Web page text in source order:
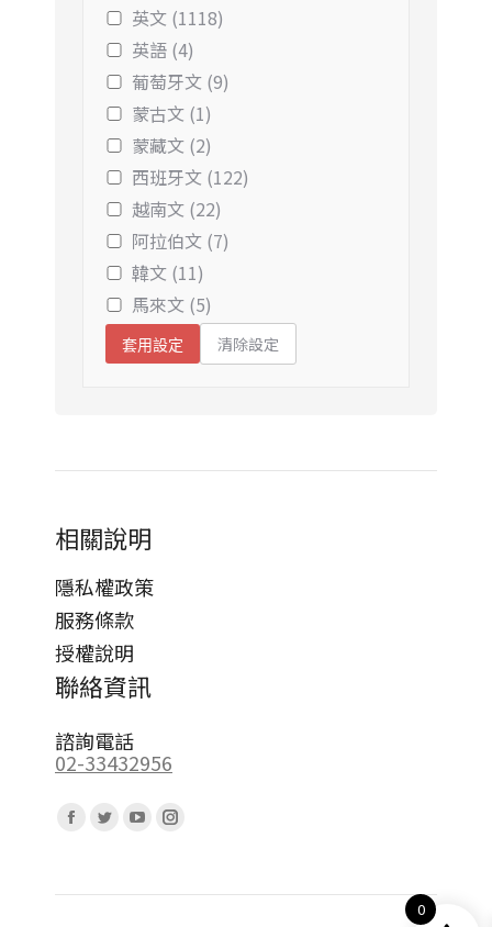
英文 (1118)
英語 (4)
葡萄牙文 (9)
蒙古文 (1)
蒙藏文 (2)
西班牙文 (122)
越南文 (22)
阿拉伯文 (7)
韓文 (11)
馬來文 (5)
套用設定 清除設定
相關說明
隱私權政策
服務條款
授權說明
聯絡資訊
諮詢電話
02-33432956
Facebook
opens
Twitter
opens
YouTube
opens
Instagram
opens
0